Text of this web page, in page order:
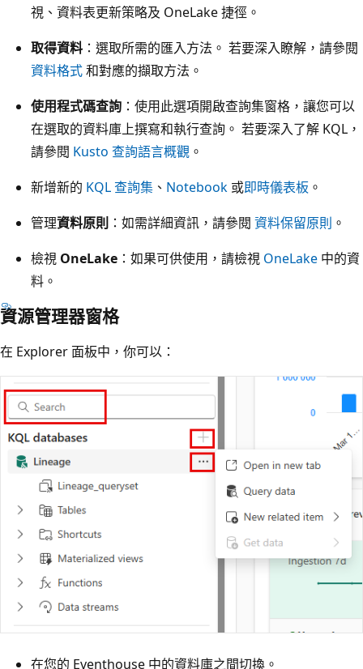
視、資料表更新策略及 OneLake 捷徑。
取得資料 ：選取所需的匯入方法。 若要深入瞭解，請參閱
資料格式和對應的擷取方法。
使用程式碼查詢 ：使用此選項開啟查詢集窗格，讓您可以
在選取的資料庫上撰寫和執行查詢。 若要深入了解 KQL，
請參閱 Kusto 查詢語言概觀 。
新增新的 KQL 查詢集 、 Notebook 或即時儀表板 。
管理資料原則 ：如需詳細資訊，請參閱 資料保留原則 。
檢視 OneLake ：如果可供使用，請檢視 OneLake 中的資
料。
資源管理器窗格
在 Explorer 面板中，你可以：
在您的 Eventhouse 中的資料庫之間切換。